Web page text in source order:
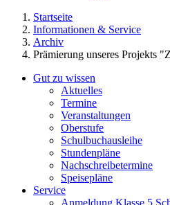
Startseite
Informationen & Service
Archiv
Prämierung unseres Projekts
Gut zu wissen
Aktuelles
Termine
Veranstaltungen
Oberstufe
Schulbuchausleihe
Stundenpläne
Nachschreibetermine
Speisepläne
Service
Anmeldung Klasse 5